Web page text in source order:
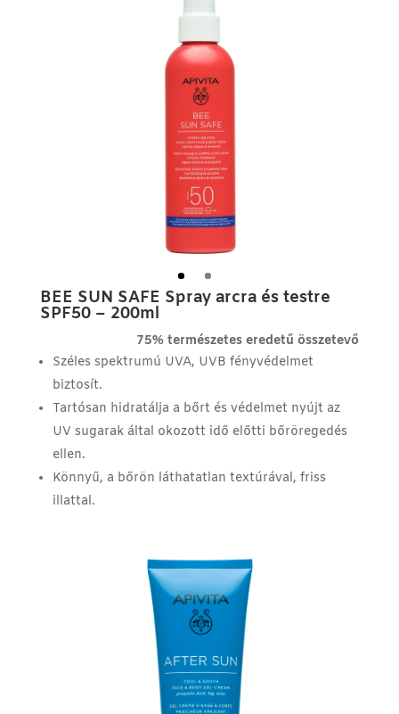
BEE SUN SAFE Spray arcra és testre
SPF50 – 200ml
75% természetes eredetű összetevő
Széles spektrumú UVA, UVB fényvédelmet
biztosít.
Tartósan hidratálja a bőrt és védelmet nyújt az
UV sugarak által okozott idő előtti bőröregedés
ellen.
Könnyű, a bőrön láthatatlan textúrával, friss
illattal.